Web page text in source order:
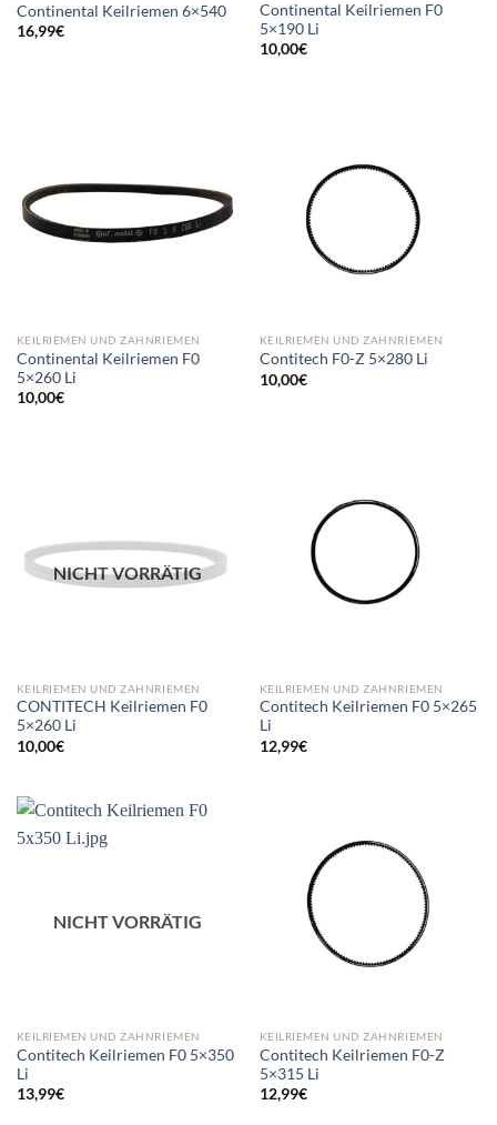
Continental Keilriemen 6×540
16,99€
Continental Keilriemen F0
5×190 Li
10,00€
KEILRIEMEN UND ZAHNRIEMEN
Continental Keilriemen F0
5×260 Li
10,00€
KEILRIEMEN UND ZAHNRIEMEN
Contitech F0-Z 5×280 Li
10,00€
NICHT VORRÄTIG
KEILRIEMEN UND ZAHNRIEMEN
CONTITECH Keilriemen F0
5×260 Li
10,00€
KEILRIEMEN UND ZAHNRIEMEN
Contitech Keilriemen F0 5×265
Li
12,99€
NICHT VORRÄTIG
KEILRIEMEN UND ZAHNRIEMEN
Contitech Keilriemen F0 5×350
Li
13,99€
KEILRIEMEN UND ZAHNRIEMEN
Contitech Keilriemen F0-Z
5×315 Li
12,99€